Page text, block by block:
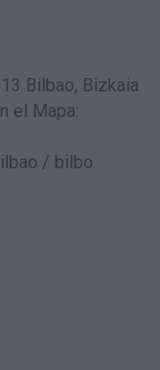
Bilbao, Bizkaia
el Mapa: